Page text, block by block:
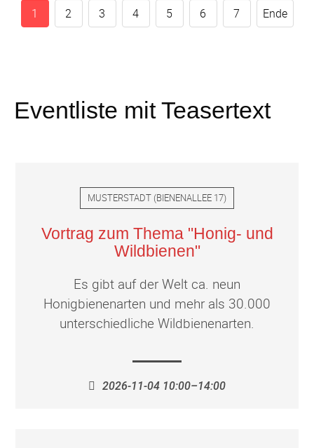
1 2 3 4 5 6 7 Ende
Eventliste mit Teasertext
MUSTERSTADT (BIENENALLEE 17)
Vortrag zum Thema "Honig- und
Wildbienen"
Es gibt auf der Welt ca. neun
Honigbienenarten und mehr als 30.000
unterschiedliche Wildbienenarten.
2026-11-04 10:00–14:00